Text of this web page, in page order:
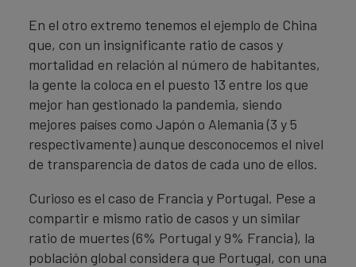
En el otro extremo tenemos el ejemplo de China
que, con un insignificante ratio de casos y
mortalidad en relación al número de habitantes,
la gente la coloca en el puesto 13 entre los que
mejor han gestionado la pandemia, siendo
mejores países como Japón o Alemania (3 y 5
respectivamente) aunque desconocemos el nivel
de transparencia de datos de cada uno de ellos.
Curioso es el caso de Francia y Portugal. Pese a
compartir e mismo ratio de casos y un similar
ratio de muertes (6% Portugal y 9% Francia), la
población global considera que Portugal, con una